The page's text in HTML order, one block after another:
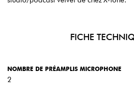
FICHE
NOMBRE DE PRÉAMPLIS MICROPHONE
2